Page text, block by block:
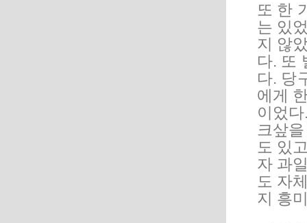
또 한
는 있
지 않
다. 또
다. 당
에게
이었
크샆
도 있
자 과
도 자
지 흥